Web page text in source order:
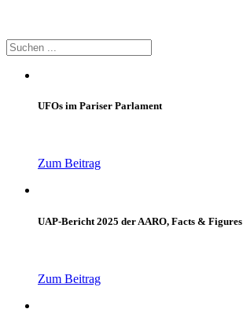
UFOs im Pariser Parlament
Zum Beitrag
UAP-Bericht 2025 der AARO, Facts & Figures
Zum Beitrag